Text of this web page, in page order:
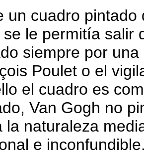
un cuadro
le permitía salir
siempre por
Poulet o el
el cuadro es
Van Gogh no
la naturaleza
e